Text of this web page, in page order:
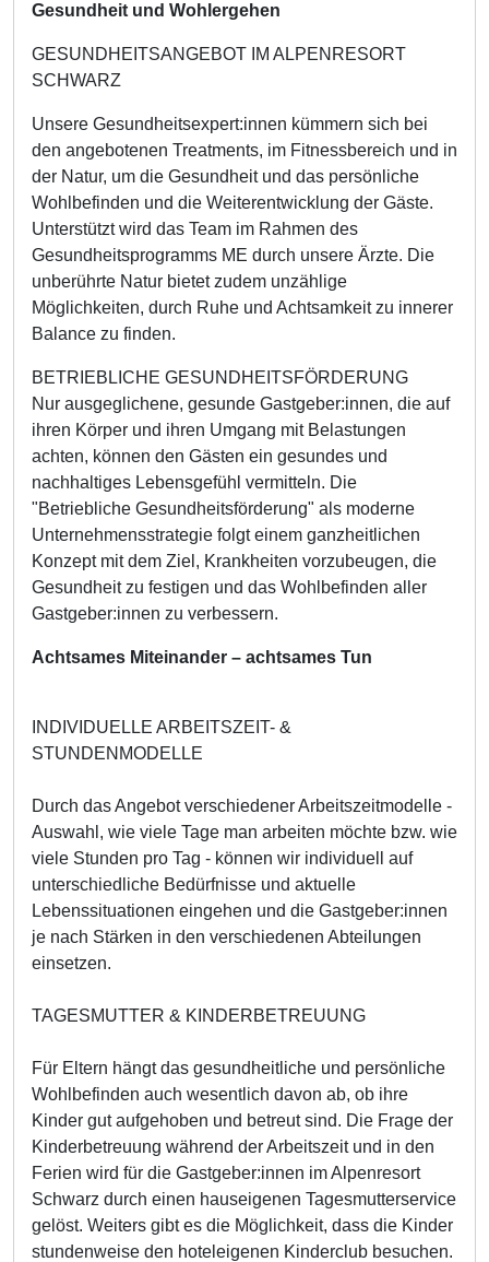
Gesundheit und Wohlergehen
GESUNDHEITSANGEBOT IM ALPENRESORT
SCHWARZ
Unsere Gesundheitsexpert:innen kümmern sich bei
den angebotenen Treatments, im Fitnessbereich und in
der Natur, um die Gesundheit und das persönliche
Wohlbefinden und die Weiterentwicklung der Gäste.
Unterstützt wird das Team im Rahmen des
Gesundheitsprogramms ME durch unsere Ärzte. Die
unberührte Natur bietet zudem unzählige
Möglichkeiten, durch Ruhe und Achtsamkeit zu innerer
Balance zu finden.
BETRIEBLICHE GESUNDHEITSFÖRDERUNG
Nur ausgeglichene, gesunde Gastgeber:innen, die auf
ihren Körper und ihren Umgang mit Belastungen
achten, können den Gästen ein gesundes und
nachhaltiges Lebensgefühl vermitteln. Die
"Betriebliche Gesundheitsförderung" als moderne
Unternehmensstrategie folgt einem ganzheitlichen
Konzept mit dem Ziel, Krankheiten vorzubeugen, die
Gesundheit zu festigen und das Wohlbefinden aller
Gastgeber:innen zu verbessern.
Achtsames Miteinander – achtsames Tun
INDIVIDUELLE ARBEITSZEIT- &
STUNDENMODELLE
Durch das Angebot verschiedener Arbeitszeitmodelle -
Auswahl, wie viele Tage man arbeiten möchte bzw. wie
viele Stunden pro Tag - können wir individuell auf
unterschiedliche Bedürfnisse und aktuelle
Lebenssituationen eingehen und die Gastgeber:innen
je nach Stärken in den verschiedenen Abteilungen
einsetzen.
TAGESMUTTER & KINDERBETREUUNG
Für Eltern hängt das gesundheitliche und persönliche
Wohlbefinden auch wesentlich davon ab, ob ihre
Kinder gut aufgehoben und betreut sind. Die Frage der
Kinderbetreuung während der Arbeitszeit und in den
Ferien wird für die Gastgeber:innen im Alpenresort
Schwarz durch einen hauseigenen Tagesmutterservice
gelöst. Weiters gibt es die Möglichkeit, dass die Kinder
stundenweise den hoteleigenen Kinderclub besuchen.